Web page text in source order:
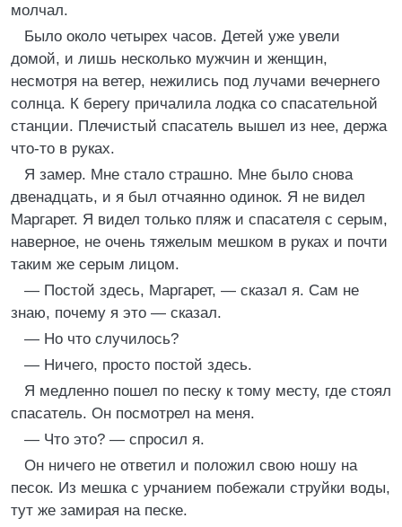
молчал.
Было около четырех часов. Детей уже увели
домой, и лишь несколько мужчин и женщин,
несмотря на ветер, нежились под лучами вечернего
солнца. К берегу причалила лодка со спасательной
станции. Плечистый спасатель вышел из нее, держа
что-то в руках.
Я замер. Мне стало страшно. Мне было снова
двенадцать, и я был отчаянно одинок. Я не видел
Маргарет. Я видел только пляж и спасателя с серым,
наверное, не очень тяжелым мешком в руках и почти
таким же серым лицом.
— Постой здесь, Маргарет, — сказал я. Сам не
знаю, почему я это — сказал.
— Но что случилось?
— Ничего, просто постой здесь.
Я медленно пошел по песку к тому месту, где стоял
спасатель. Он посмотрел на меня.
— Что это? — спросил я.
Он ничего не ответил и положил свою ношу на
песок. Из мешка с урчанием побежали струйки воды,
тут же замирая на песке.